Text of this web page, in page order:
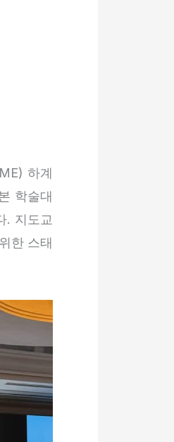
하계
학술대
. 지도교
한 스태